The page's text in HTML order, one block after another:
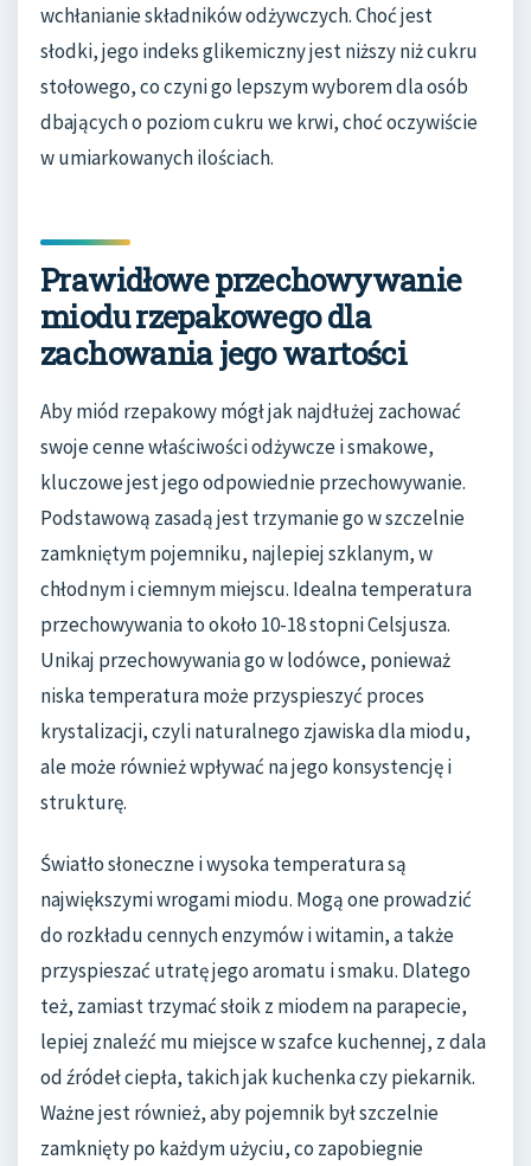
wchłanianie składników odżywczych. Choć jest
słodki, jego indeks glikemiczny jest niższy niż cukru
stołowego, co czyni go lepszym wyborem dla osób
dbających o poziom cukru we krwi, choć oczywiście
w umiarkowanych ilościach.
Prawidłowe przechowywanie
miodu rzepakowego dla
zachowania jego wartości
Aby miód rzepakowy mógł jak najdłużej zachować
swoje cenne właściwości odżywcze i smakowe,
kluczowe jest jego odpowiednie przechowywanie.
Podstawową zasadą jest trzymanie go w szczelnie
zamkniętym pojemniku, najlepiej szklanym, w
chłodnym i ciemnym miejscu. Idealna temperatura
przechowywania to około 10-18 stopni Celsjusza.
Unikaj przechowywania go w lodówce, ponieważ
niska temperatura może przyspieszyć proces
krystalizacji, czyli naturalnego zjawiska dla miodu,
ale może również wpływać na jego konsystencję i
strukturę.
Światło słoneczne i wysoka temperatura są
największymi wrogami miodu. Mogą one prowadzić
do rozkładu cennych enzymów i witamin, a także
przyspieszać utratę jego aromatu i smaku. Dlatego
też, zamiast trzymać słoik z miodem na parapecie,
lepiej znaleźć mu miejsce w szafce kuchennej, z dala
od źródeł ciepła, takich jak kuchenka czy piekarnik.
Ważne jest również, aby pojemnik był szczelnie
zamknięty po każdym użyciu, co zapobiegnie